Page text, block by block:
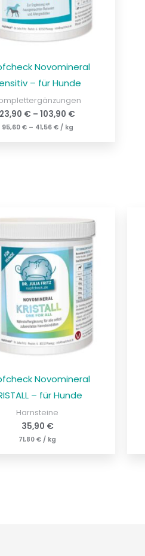
Novomineral
– für Hunde
23,90 € – 103,90 €
95,60 €– 41,56 €/ kg
Novomineral
– für Hunde
Harnsteine
35,90 €
71,80 € / kg